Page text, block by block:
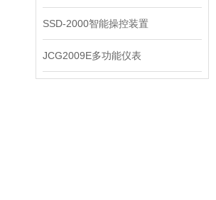
SSD-2000智能操控装置
JCG2009E多功能仪表